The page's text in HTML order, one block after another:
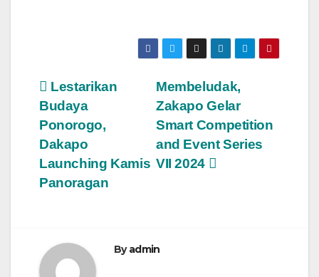
Post
navigation
Membeludak,
Zakapo Gelar
Smart Competition
and Event Series
VII 2024
Lestarikan
Budaya
Ponorogo,
Dakapo
Launching Kamis
Panoragan
Byadmin